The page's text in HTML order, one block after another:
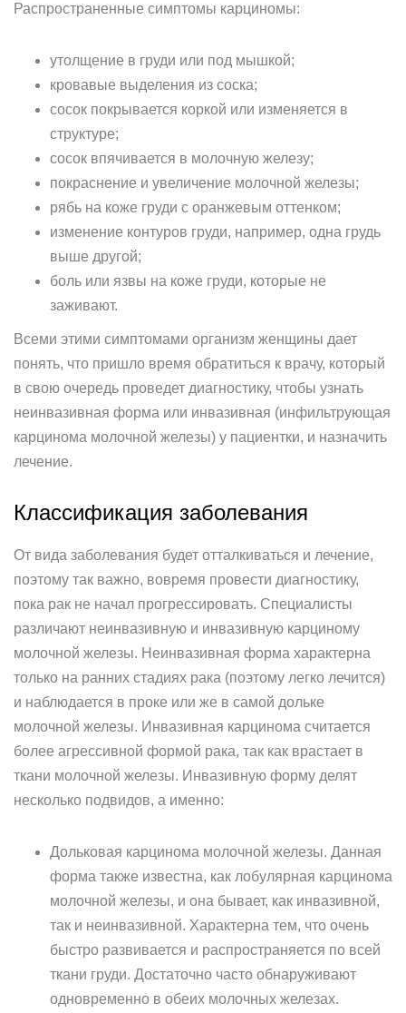
Распространенные симптомы карциномы:
утолщение в груди или под мышкой;
кровавые выделения из соска;
сосок покрывается коркой или изменяется в
структуре;
сосок впячивается в молочную железу;
покраснение и увеличение молочной железы;
рябь на коже груди с оранжевым оттенком;
изменение контуров груди, например, одна грудь
выше другой;
боль или язвы на коже груди, которые не
заживают.
Всеми этими симптомами организм женщины дает
понять, что пришло время обратиться к врачу, который
в свою очередь проведет диагностику, чтобы узнать
неинвазивная форма или инвазивная (инфильтрующая
карцинома молочной железы) у пациентки, и назначить
лечение.
Классификация заболевания
От вида заболевания будет отталкиваться и лечение,
поэтому так важно, вовремя провести диагностику,
пока рак не начал прогрессировать. Специалисты
различают неинвазивную и инвазивную карциному
молочной железы. Неинвазивная форма характерна
только на ранних стадиях рака (поэтому легко лечится)
и наблюдается в проке или же в самой дольке
молочной железы. Инвазивная карцинома считается
более агрессивной формой рака, так как врастает в
ткани молочной железы. Инвазивную форму делят
несколько подвидов, а именно:
Дольковая карцинома молочной железы. Данная
форма также известна, как лобулярная карцинома
молочной железы, и она бывает, как инвазивной,
так и неинвазивной. Характерна тем, что очень
быстро развивается и распространяется по всей
ткани груди. Достаточно часто обнаруживают
одновременно в обеих молочных железах.